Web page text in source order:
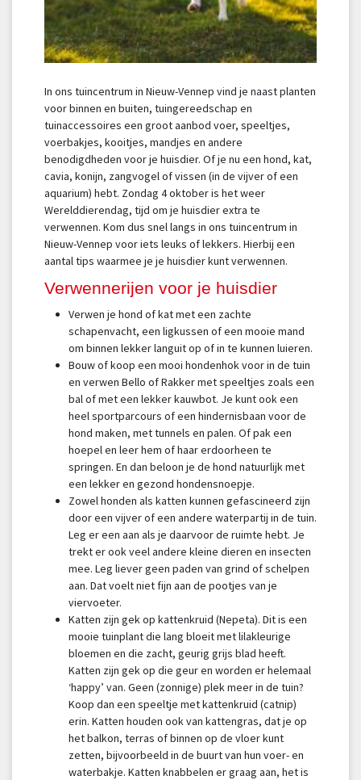
In ons tuincentrum in Nieuw-Vennep vind je naast planten
voor binnen en buiten, tuingereedschap en
tuinaccessoires een groot aanbod voer, speeltjes,
voerbakjes, kooitjes, mandjes en andere
benodigdheden voor je huisdier. Of je nu een hond, kat,
cavia, konijn, zangvogel of vissen (in de vijver of een
aquarium) hebt. Zondag 4 oktober is het weer
Werelddierendag, tijd om je huisdier extra te
verwennen. Kom dus snel langs in ons tuincentrum in
Nieuw-Vennep voor iets leuks of lekkers. Hierbij een
aantal tips waarmee je je huisdier kunt verwennen.
Verwennerijen voor je huisdier
Verwen je hond of kat met een zachte
schapenvacht, een ligkussen of een mooie mand
om binnen lekker languit op of in te kunnen luieren.
Bouw of koop een mooi hondenhok voor in de tuin
en verwen Bello of Rakker met speeltjes zoals een
bal of met een lekker kauwbot. Je kunt ook een
heel sportparcours of een hindernisbaan voor de
hond maken, met tunnels en palen. Of pak een
hoepel en leer hem of haar erdoorheen te
springen. En dan beloon je de hond natuurlijk met
een lekker en gezond hondensnoepje.
Zowel honden als katten kunnen gefascineerd zijn
door een vijver of een andere waterpartij in de tuin.
Leg er een aan als je daarvoor de ruimte hebt. Je
trekt er ook veel andere kleine dieren en insecten
mee. Leg liever geen paden van grind of schelpen
aan. Dat voelt niet fijn aan de pootjes van je
viervoeter.
Katten zijn gek op kattenkruid (Nepeta). Dit is een
mooie tuinplant die lang bloeit met lilakleurige
bloemen en die zacht, geurig grijs blad heeft.
Katten zijn gek op die geur en worden er helemaal
‘happy’ van. Geen (zonnige) plek meer in de tuin?
Koop dan een speeltje met kattenkruid (catnip)
erin. Katten houden ook van kattengras, dat je op
het balkon, terras of binnen op de vloer kunt
zetten, bijvoorbeeld in de buurt van hun voer- en
waterbakje. Katten knabbelen er graag aan, het is